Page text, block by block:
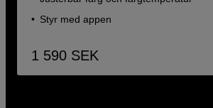
Styr med appen
1 590 SEK